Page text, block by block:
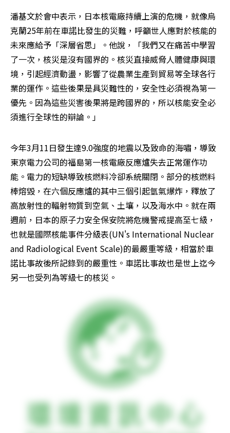
潘基文於會中表示，日本核電廠持續上演的危機，就像烏
克蘭25年前在車諾比發生的災難，呼籲世人應對於核能的
未來應給予「深層省思」。他說，「我們又在痛苦中學習
了一次，核災是沒有國界的。核災直接威脅人體健康與環
境，引起經濟動盪，影響了從農業生產到貿易等全球各行
業的運作。這些後果是具災難性的，安全性必須視為第一
優先。因為這些災害後果將是跨國界的，所以核能安全必
須進行全球性的辯論。」
今年3月11日發生達9.0強度的地震以及致命的海嘯，導致
東京電力公司的福島第一核電廠反應爐失去正常運作功
能。電力的短缺導致核燃料冷卻系統關閉。部分的核燃料
棒熔毀，在六個反應爐的其中三個引起氫氣爆炸，釋放了
高放射性的輻射物質到空氣、土壤，以及海水中。就在兩
週前，日本的原子力安全保安院將危機警戒提高至七級，
也就是國際核能事件分級表(UN's International Nuclear
and Radiological Event Scale)的最嚴重等級，相當於車
諾比事故後所記錄到的嚴重性。車諾比事故也是世上迄今
另一也受列為等級七的核災。